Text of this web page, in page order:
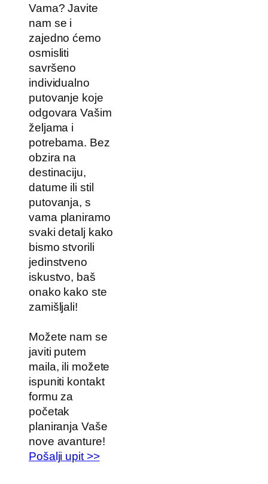
Vama? Javite
nam se i
zajedno ćemo
osmisliti
savršeno
individualno
putovanje koje
odgovara Vašim
željama i
potrebama. Bez
obzira na
destinaciju,
datume ili stil
putovanja, s
vama planiramo
svaki detalj kako
bismo stvorili
jedinstveno
iskustvo, baš
onako kako ste
zamišljali!
Možete nam se
javiti putem
maila, ili možete
ispuniti kontakt
formu za
početak
planiranja Vaše
nove avanture!
Pošalji upit >>